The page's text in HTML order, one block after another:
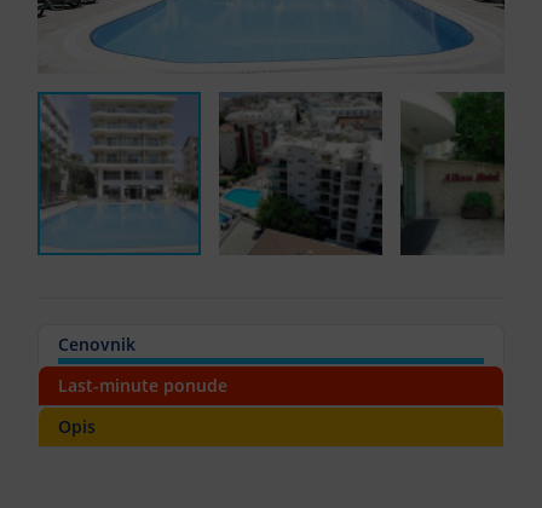
Opis
Cenovnik
Last-minute ponude